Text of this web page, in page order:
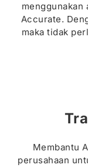
menggunakan
Accurate.
maka tidak
Membantu
perusahaan